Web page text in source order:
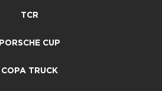
TCR
PORSCHE CUP
COPA TRUCK